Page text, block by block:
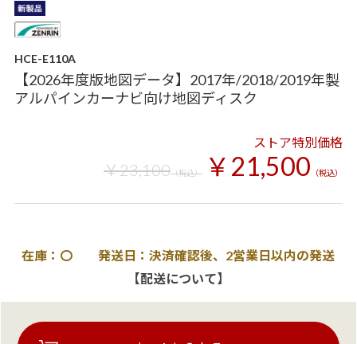
HCE-E110A
【2026年度版地図データ】2017年/2018/2019年製
アルパインカーナビ向け地図ディスク
ストア特別価格
￥23,100（税込） ￥21,500 （税込）
在庫：〇 発送日：決済確認後、2営業日以内の発送
【配送について】